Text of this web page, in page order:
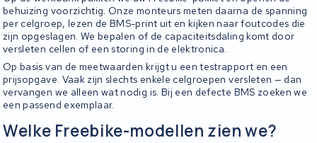
behuizing voorzichtig. Onze monteurs meten daarna de spanning
per celgroep, lezen de BMS-print uit en kijken naar foutcodes die
zijn opgeslagen. We bepalen of de capaciteitsdaling komt door
versleten cellen of een storing in de elektronica.
Op basis van de meetwaarden krijgt u een testrapport en een
prijsopgave. Vaak zijn slechts enkele celgroepen versleten — dan
vervangen we alleen wat nodig is. Bij een defecte BMS zoeken we
een passend exemplaar.
Welke Freebike-modellen zien we?